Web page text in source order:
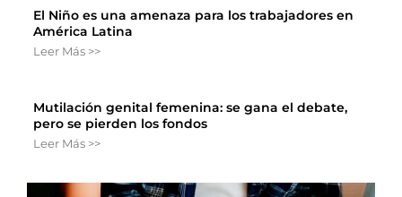
El Niño es una amenaza para los trabajadores en
América Latina
Leer Más >>
Mutilación genital femenina: se gana el debate,
pero se pierden los fondos
Leer Más >>